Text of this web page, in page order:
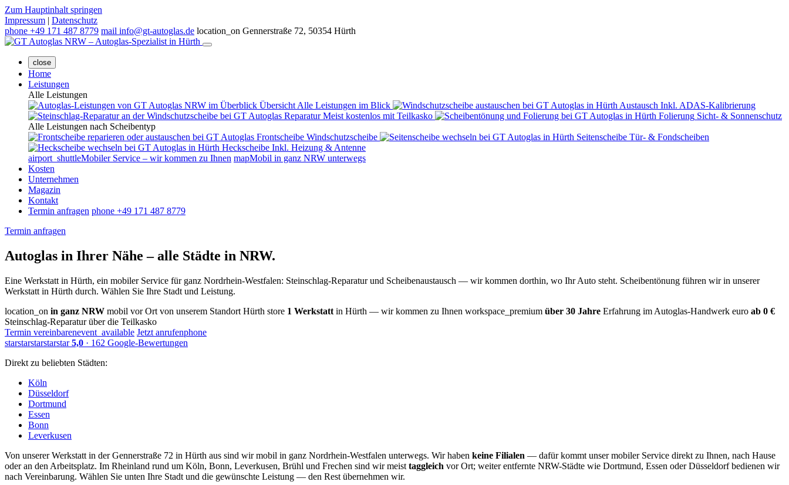
Zum Hauptinhalt springen
Impressum | Datenschutz
phone +49 171 487 8779 mail info@gt-autoglas.de location_on Gennerstraße 72, 50354 Hürth
close
Home
Leistungen
Alle Leistungen
Übersicht Alle Leistungen im Blick Austausch Inkl. ADAS-Kalibrierung
Reparatur Meist kostenlos mit Teilkasko Folierung Sicht- & Sonnenschutz
Alle Leistungen nach Scheibentyp
Frontscheibe Windschutzscheibe Seitenscheibe Tür- & Fondscheiben
Heckscheibe Inkl. Heizung & Antenne
airport_shuttleMobiler Service – wir kommen zu Ihnen mapMobil in ganz NRW unterwegs
Kosten
Unternehmen
Magazin
Kontakt
Termin anfragen phone +49 171 487 8779
Termin anfragen
Autoglas in Ihrer Nähe– alle Städte in NRW.
Eine Werkstatt in Hürth, ein mobiler Service für ganz Nordrhein-Westfalen: Steinschlag-Reparatur und Scheibenaustausch — wir kommen dorthin, wo Ihr Auto steht. Scheibentönung führen wir in unserer
Werkstatt in Hürth durch. Wählen Sie Ihre Stadt und Leistung.
location_on in ganz NRW mobil vor Ort von unserem Standort Hürth store 1 Werkstatt in Hürth — wir kommen zu Ihnen workspace_premium über 30 Jahre Erfahrung im Autoglas-Handwerk euro ab 0 €
Steinschlag-Reparatur über die Teilkasko
Termin vereinbarenevent_available Jetzt anrufenphone
starstarstarstarstar 5,0 · 162 Google-Bewertungen
Direkt zu beliebten Städten:
Köln
Düsseldorf
Dortmund
Essen
Bonn
Leverkusen
Von unserer Werkstatt in der Gennerstraße 72 in Hürth aus sind wir mobil in ganz Nordrhein-Westfalen unterwegs. Wir haben keine Filialen — dafür kommt unser mobiler Service direkt zu Ihnen, nach Hause
oder an den Arbeitsplatz. Im Rheinland rund um Köln, Bonn, Leverkusen, Brühl und Frechen sind wir meist taggleich vor Ort; weiter entfernte NRW-Städte wie Dortmund, Essen oder Düsseldorf bedienen wir
nach Vereinbarung. Wählen Sie unten Ihre Stadt und die gewünschte Leistung — den Rest übernehmen wir.